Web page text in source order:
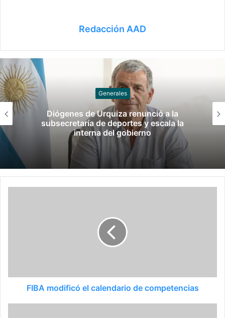
Redacción AAD
Canotaje
Manuel Tripano se consagró campeón
panamericano de canotaje slalom
FIBA modificó el calendario de competencias